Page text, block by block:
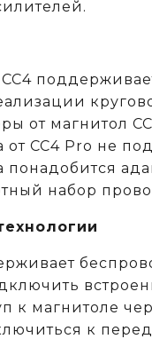
от магнитол
от CC4 Pro не
понадобится
набор
к магнитоле
к